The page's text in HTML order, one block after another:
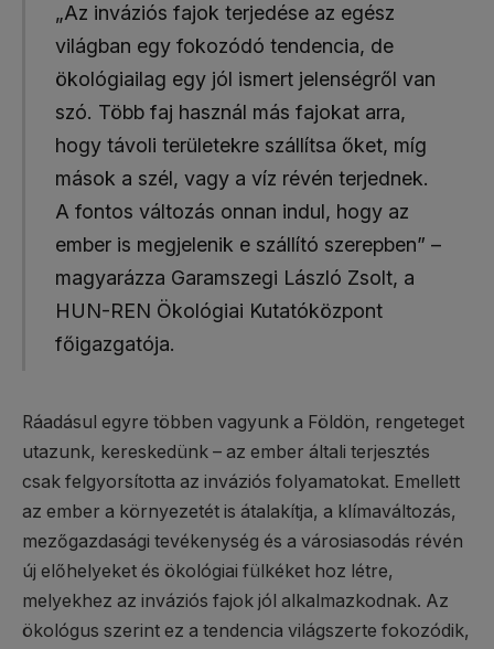
„Az inváziós fajok terjedése az egész
világban egy fokozódó tendencia, de
ökológiailag egy jól ismert jelenségről van
szó. Több faj használ más fajokat arra,
hogy távoli területekre szállítsa őket, míg
mások a szél, vagy a víz révén terjednek.
A fontos változás onnan indul, hogy az
ember is megjelenik e szállító szerepben” –
magyarázza Garamszegi László Zsolt, a
HUN-REN Ökológiai Kutatóközpont
főigazgatója.
Ráadásul egyre többen vagyunk a Földön, rengeteget
utazunk, kereskedünk – az ember általi terjesztés
csak felgyorsította az inváziós folyamatokat. Emellett
az ember a környezetét is átalakítja, a klímaváltozás,
mezőgazdasági tevékenység és a városiasodás révén
új előhelyeket és ökológiai fülkéket hoz létre,
melyekhez az inváziós fajok jól alkalmazkodnak. Az
ökológus szerint ez a tendencia világszerte fokozódik,